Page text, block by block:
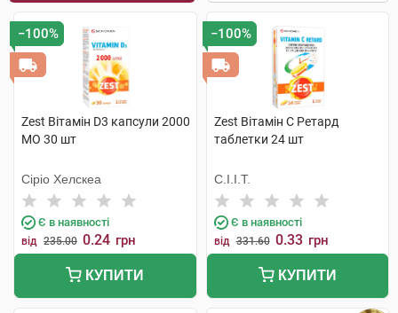
−100%
Zest Вітамін D3 капсули 2000
МО 30 шт
Сіріо Хелскеа
Є в наявності
від 235.00 0.24 грн
КУПИТИ
−100%
Zest Вітамін C Ретард
таблетки 24 шт
С.І.І.Т.
Є в наявності
від 331.60 0.33 грн
КУПИТИ